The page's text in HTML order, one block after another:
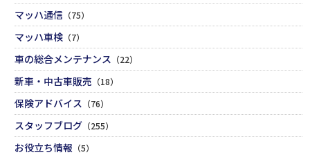
マッハ通信 （75）
マッハ車検 （7）
車の総合メンテナンス （22）
新車・中古車販売 （18）
保険アドバイス （76）
スタッフブログ （255）
お役立ち情報 （5）